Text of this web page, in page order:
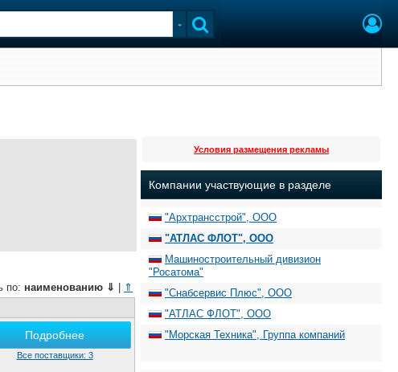
по: наименованию ⇓
⇑
Подробнее
Все поставщики: 3
Условия размещения рекламы
Компании участвующие в разделе
"Архтрансстрой", ООО
"АТЛАС ФЛОТ", ООО
Машиностроительный дивизион
"Росатома"
"Снабсервис Плюс", ООО
"АТЛАС ФЛОТ", ООО
"Морская Техника", Группа компаний